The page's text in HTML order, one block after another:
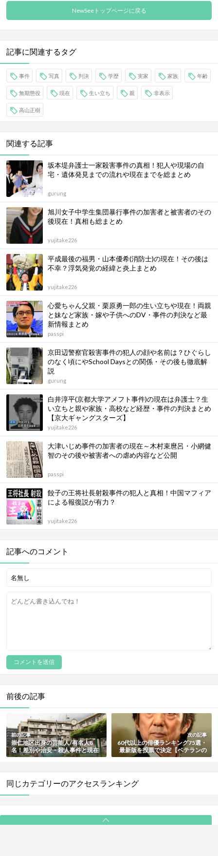
NewSeeトップページに戻る
記事に関連するタグ
事件 写真 判決 学歴 実家 家族 年齢
無期懲役 現在 生い立ち 親 非表示
高山正樹
関連する記事
坂本堤弁護士一家殺害事件の真相！犯人や現場の自
宅・遺体発見までの流れや現在までを総まとめ
gurung
旭川女子中学生集団暴行事件の加害者と被害者のその
後現在！真相も総まとめ
yujitake226
平成最後の福男・山本優希(消防士)の現在！その後は
不幸？浮気発覚の経緯と炎上まとめ
yujitake226
心愛ちゃん父親・栗原勇一郎の生い立ちや現在！両親
と妹など家族・嫁や子供へのDV・事件の判決など最
新情報まとめ
passpi
京田辺警察官殺害事件の犯人の顔や名前は？ひぐらし
のなく頃にやSchool Daysとの関係・その後も徹底解
説
gurung
白井淳平(京都大学アメフト事件)の現在は弁護士？生
い立ちと親や家族・高校など経歴・事件の判決まとめ
【京大ギャングスターズ】
yujitake226
大津いじめ事件の加害者の現在～木村束麿呂・小網健
智のその後や被害者への虐め内容など公開
passpi
餃子の王将社長射殺事件の犯人と真相！中国マフィア
による報復説が有力？
yujitake226
記事へのコメント
前後の記事
前の記事
崇仁地区出身の芸能人/有名人8
名！差別や治安・殺人事件と現在
を総まとめ【最新版】
次の記事
60代以上の俳優ランキング75選・
最新版を投票で決定【ベテランの
大御所多数！】
同じカテゴリーのアクセスランキング